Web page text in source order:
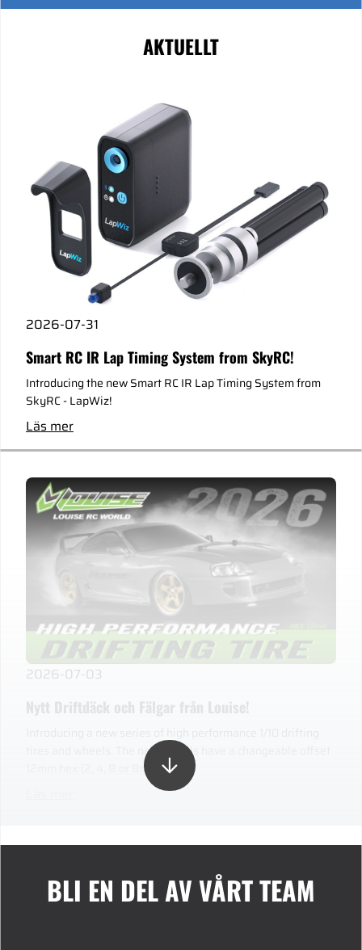
AKTUELLT
2026-07-31
Smart RC IR Lap Timing System from SkyRC!
Introducing the new Smart RC IR Lap Timing System from
SkyRC - LapWiz!
Läs mer
2026-07-03
Nytt Driftdäck och Fälgar från Louise!
tires and wheels. The new wheels have a changeable offset
12mm hex (2, 4, 8 or 8mm).
BLI EN DEL AV VÅRT TEAM